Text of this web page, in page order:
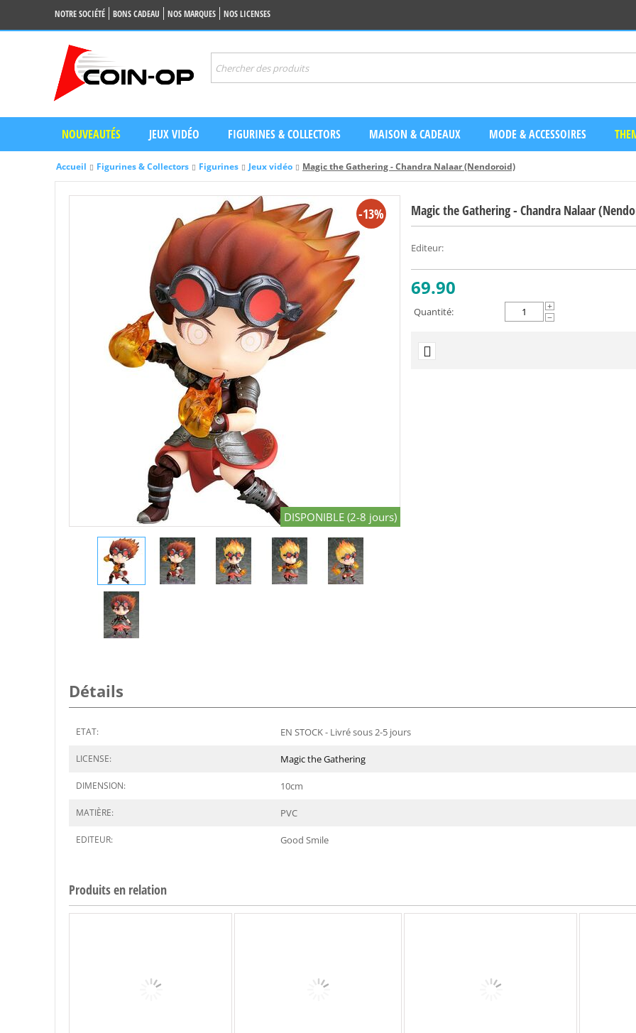
NOTRE SOCIÉTÉ BONS CADEAU NOS MARQUES NOS LICENSES
NOUVEAUTÉS JEUX VIDÉO FIGURINES & COLLECTORS MAISON & CADEAUX MODE & ACCESSOIRES
Accueil Figurines & Collectors Figurines Jeux vidéo Magic the Gathering - Chandra Nalaar (Nendoroid)
-13%
DISPONIBLE (2-8 jours)
Magic the Gathering - Chandra Nalaar
Editeur:
69.90
Quantité:
+
−
Détails
ETAT: EN STOCK - Livré sous 2-5 jours
LICENSE: Magic the Gathering
DIMENSION: 10cm
MATIÈRE: PVC
EDITEUR: Good Smile
Produits en relation